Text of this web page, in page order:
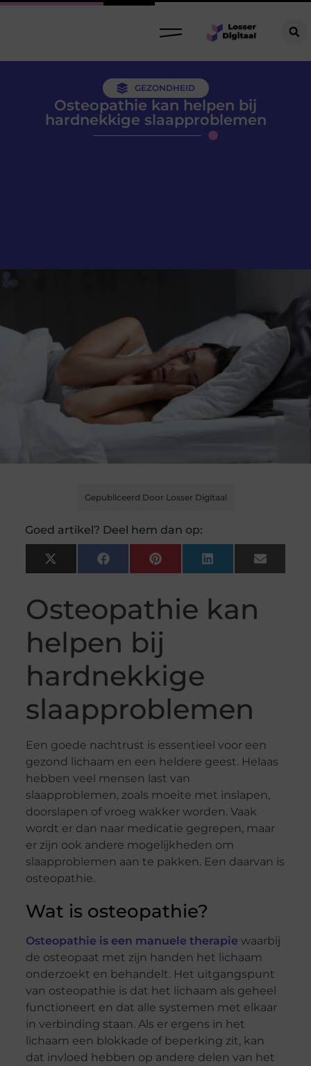
GEZONDHEID
Osteopathie kan helpen bij
hardnekkige slaapproblemen
Gepubliceerd Door Losser Digitaal
Goed artikel? Deel hem dan op:
X
(Twitter)
FacebookPinterest LinkedIn Email
Osteopathie kan
helpen bij
hardnekkige
slaapproblemen
Een goede nachtrust is essentieel voor een
gezond lichaam en een heldere geest. Helaas
hebben veel mensen last van
slaapproblemen, zoals moeite met inslapen,
doorslapen of vroeg wakker worden. Vaak
wordt er dan naar medicatie gegrepen, maar
er zijn ook andere mogelijkheden om
slaapproblemen aan te pakken. Een daarvan is
osteopathie.
Wat is osteopathie?
Osteopathie is een manuele therapie waarbij
de osteopaat met zijn handen het lichaam
onderzoekt en behandelt. Het uitgangspunt
van osteopathie is dat het lichaam als geheel
functioneert en dat alle systemen met elkaar
in verbinding staan. Als er ergens in het
lichaam een blokkade of beperking zit, kan
dat invloed hebben op andere delen van het